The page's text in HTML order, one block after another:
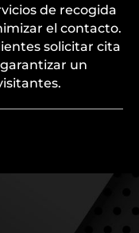
de recogida
el contacto.
solicitar cita
un